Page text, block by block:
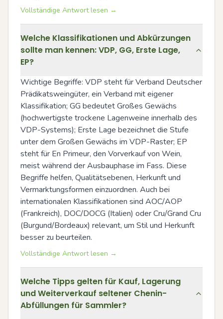
Vollständige Antwort lesen →
Welche Klassifikationen und Abkürzungen
sollte man kennen: VDP, GG, Erste Lage,
EP?
Wichtige Begriffe: VDP steht für Verband Deutscher
Prädikatsweingüter, ein Verband mit eigener
Klassifikation; GG bedeutet Großes Gewächs
(hochwertigste trockene Lagenweine innerhalb des
VDP-Systems); Erste Lage bezeichnet die Stufe
unter dem Großen Gewächs im VDP-Raster; EP
steht für En Primeur, den Vorverkauf von Wein,
meist während der Ausbauphase im Fass. Diese
Begriffe helfen, Qualitätsebenen, Herkunft und
Vermarktungsformen einzuordnen. Auch bei
internationalen Klassifikationen sind AOC/AOP
(Frankreich), DOC/DOCG (Italien) oder Cru/Grand Cru
(Burgund/Bordeaux) relevant, um Stil und Herkunft
besser zu beurteilen.
Vollständige Antwort lesen →
Welche Tipps gelten für Kauf, Lagerung
und Weiterverkauf seltener Chenin-
Abfüllungen für Sammler?